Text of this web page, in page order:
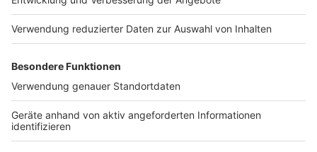
Presse
Werben
Archiv
ANTENNE BAYERN GROUP
Stiftung ANTENNE BAYERN
hilft
Verkehrs-Hotline